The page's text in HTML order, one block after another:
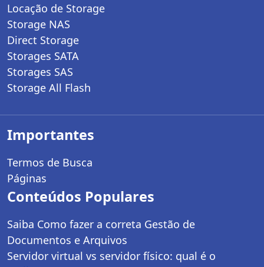
Locação de Storage
Storage NAS
Direct Storage
Storages SATA
Storages SAS
Storage All Flash
Importantes
Termos de Busca
Páginas
Conteúdos Populares
Saiba Como fazer a correta Gestão de
Documentos e Arquivos
Servidor virtual vs servidor físico: qual é o